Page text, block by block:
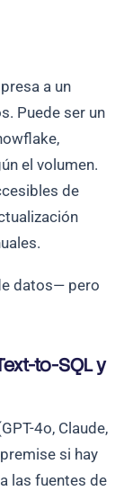
a un
Puede ser un
el volumen.
de
datos— pero
to-SQL y
4o, Claude,
si hay
las fuentes de